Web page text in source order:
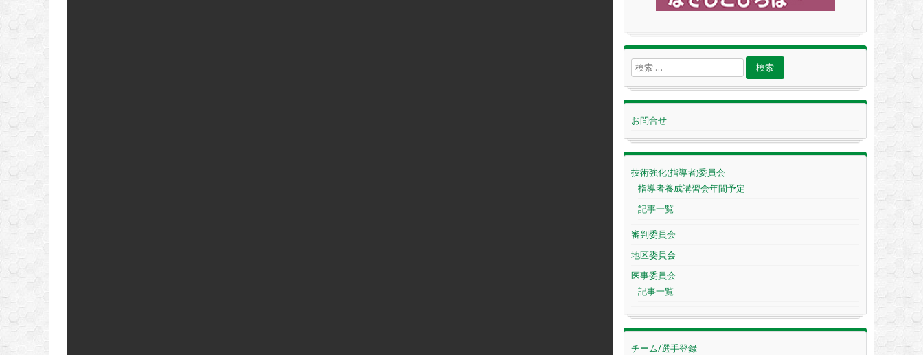
お問合せ
技術強化(指導者)委員会
指導者養成講習会年間予定
記事一覧
審判委員会
地区委員会
医事委員会
記事一覧
チーム/選手登録